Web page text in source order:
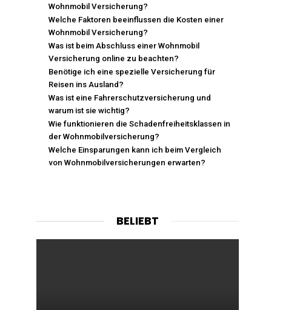
Wohnmobil Versicherung?
Welche Faktoren beeinflussen die Kosten einer
Wohnmobil Versicherung?
Was ist beim Abschluss einer Wohnmobil
Versicherung online zu beachten?
Benötige ich eine spezielle Versicherung für
Reisen ins Ausland?
Was ist eine Fahrerschutzversicherung und
warum ist sie wichtig?
Wie funktionieren die Schadenfreiheitsklassen in
der Wohnmobilversicherung?
Welche Einsparungen kann ich beim Vergleich
von Wohnmobilversicherungen erwarten?
BELIEBT